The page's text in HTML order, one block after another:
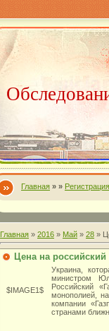
Главная » » Регистрация
Главная » 2016 » Май » 28 »
Цена на
$IMAGE1$
Украина,
министром
Российский
монополией,
компании
странами